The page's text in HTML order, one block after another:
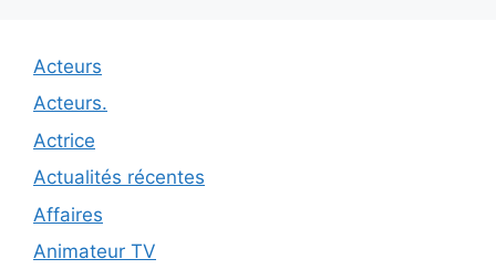
Acteurs
Acteurs.
Actrice
Actualités récentes
Affaires
Animateur TV